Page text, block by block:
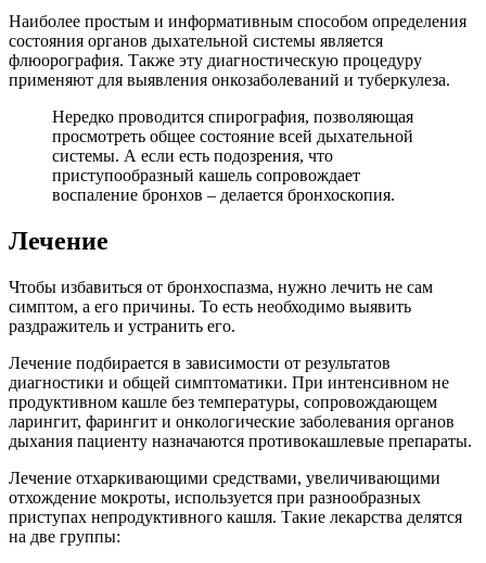
Наиболее простым и информативным способом определения
состояния органов дыхательной системы является
флюорография. Также эту диагностическую процедуру
применяют для выявления онкозаболеваний и туберкулеза.
Нередко проводится спирография, позволяющая
просмотреть общее состояние всей дыхательной
системы. А если есть подозрения, что
приступообразный кашель сопровождает
воспаление бронхов – делается бронхоскопия.
Лечение
Чтобы избавиться от бронхоспазма, нужно лечить не сам
симптом, а его причины. То есть необходимо выявить
раздражитель и устранить его.
Лечение подбирается в зависимости от результатов
диагностики и общей симптоматики. При интенсивном не
продуктивном кашле без температуры, сопровождающем
ларингит, фарингит и онкологические заболевания органов
дыхания пациенту назначаются противокашлевые препараты.
Лечение отхаркивающими средствами, увеличивающими
отхождение мокроты, используется при разнообразных
приступах непродуктивного кашля. Такие лекарства делятся
на две группы: